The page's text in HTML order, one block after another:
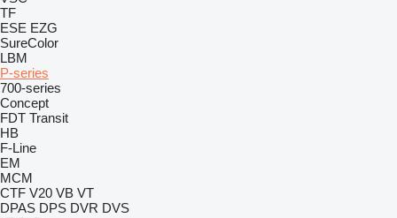
TF
ESE EZG
SureColor
LBM
P-series
700-series
Concept
FDT Transit
HB
F-Line
EM
MCM
CTF V20 VB VT
DPAS DPS DVR DVS